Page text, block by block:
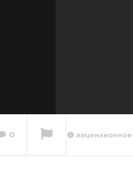
0 лицензионное